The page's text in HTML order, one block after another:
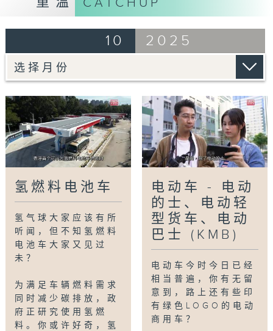
站，甚至测试以氢车清洗街道。面对这样的新技
低碳,知
氢燃料电池车
10 2025
氢燃料电池车
氢气球大家应该有所
听闻，但不知氢燃料
电池车大家又见过
未？
为满足车辆燃料需求
同时减少碳排放，政
府正研究使用氢燃
料。你或许好奇，氢
电动车 - 电动
的士、电动轻
型货车、电动
巴士 (KMB)
电动车今时今日已经
相当普遍，你有无留
意到，路上还有些印
有绿色LOGO的电动
商用车？